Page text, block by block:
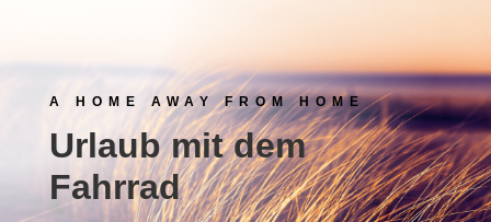
A HOME AWAY FROM HOME
Urlaub mit dem
Fahrrad